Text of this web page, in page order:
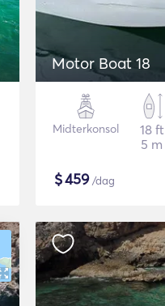
Motor Boat 18
Midterkonsol
18 ft
5 m
$459/dag